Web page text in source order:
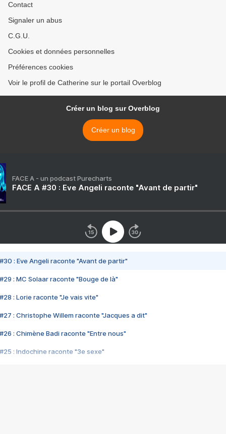
Contact
Signaler un abus
C.G.U.
Cookies et données personnelles
Préférences cookies
Voir le profil de Catherine sur le portail Overblog
Créer un blog sur Overblog
Créer un blog
FACE A - un podcast Purecharts
FACE A #30 : Eve Angeli raconte "Avant de partir"
#30 : Eve Angeli raconte "Avant de partir"
#29 : MC Solaar raconte "Bouge de là"
#28 : Lorie raconte "Je vais vite"
#27 : Christophe Willem raconte "Jacques a dit"
#26 : Chimène Badi raconte "Entre nous"
#25 : Indochine raconte "3e sexe"